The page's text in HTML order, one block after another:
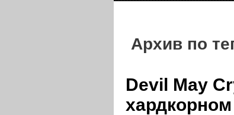
Архив по
Devil May